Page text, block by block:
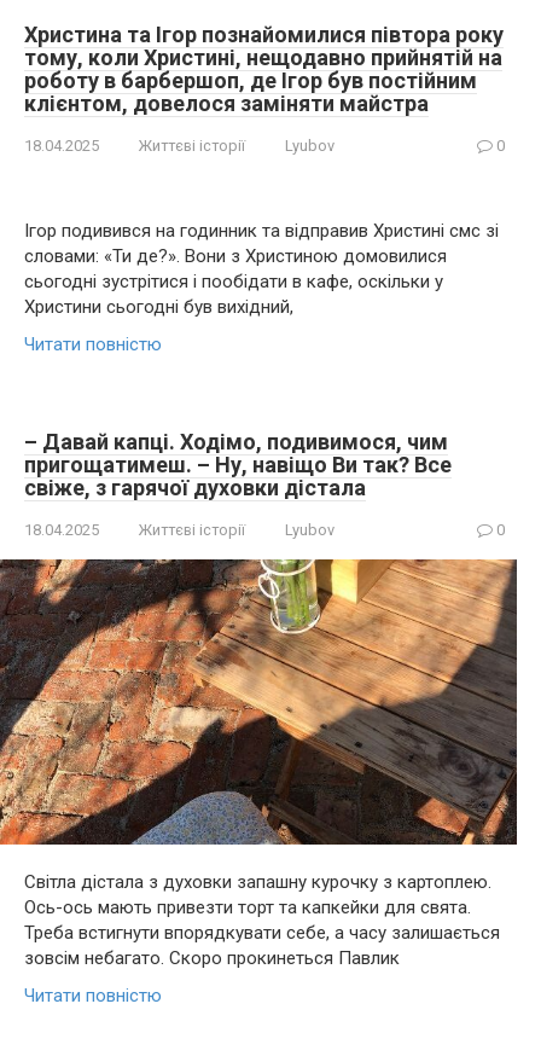
Христина та Ігор познайомилися півтора року
тому, коли Христині, нещодавно прийнятій на
роботу в барбершоп, де Ігор був постійним
клієнтом, довелося заміняти майстра
18.04.2025 Життєві історії Lyubov 0
Ігор подивився на годинник та відправив Христині смс зі
словами: «Ти де?». Вони з Христиною домовилися
сьогодні зустрітися і пообідати в кафе, оскільки у
Христини сьогодні був вихідний,
Читати повністю
– Давай капці. Ходімо, подивимося, чим
пригощатимеш. – Ну, навіщо Ви так? Все
свіже, з гарячої духовки дістала
18.04.2025 Життєві історії Lyubov 0
Світла дістала з духовки запашну курочку з картоплею.
Ось-ось мають привезти торт та капкейки для свята.
Треба встигнути впорядкувати себе, а часу залишається
зовсім небагато. Скоро прокинеться Павлик
Читати повністю